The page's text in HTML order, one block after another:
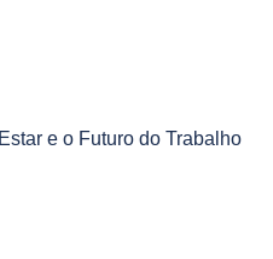
e o Futuro do Trabalho